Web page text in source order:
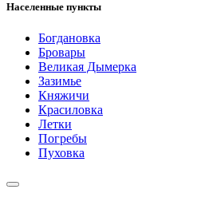
Населенные пункты
Богдановка
Бровары
Великая Дымерка
Зазимье
Княжичи
Красиловка
Летки
Погребы
Пуховка